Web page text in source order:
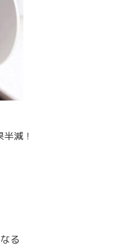
減！
る